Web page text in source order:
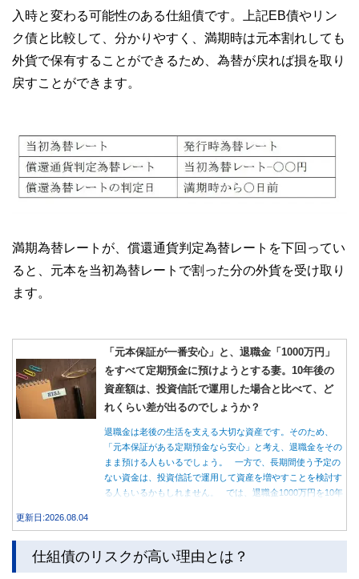
入時と変わる可能性のある仕組債です。上記EB債やリン
ク債と比較して、分かりやすく、満期時は元本割れしても
外貨で保有することができるため、為替が戻れば損を取り
戻すことができます。
満期為替レートが、償還通貨判定為替レートを下回ってい
ると、元本を当初為替レートで割った分の外貨を受け取り
ます。
「元本保証が一番安心」と、退職金「1000万円」
をすべて定期預金に預けようとする妻。10年後の
資産額は、投資信託で運用した場合と比べて、ど
れくらい差が出るのでしょうか？
退職金は老後の生活を支える大切な資産です。そのため、
「元本保証がある定期預金なら安心」と考え、退職金をその
まま預ける人もいるでしょう。 一方で、長期間使う予定の
ない資金は、投資信託で運用して資産を増やすことを検討す
る人もいるかもしれません。 では、退職金1000万円を10年
レーションします。
更新日:2026.08.04
仕組債のリスクが高い理由とは？